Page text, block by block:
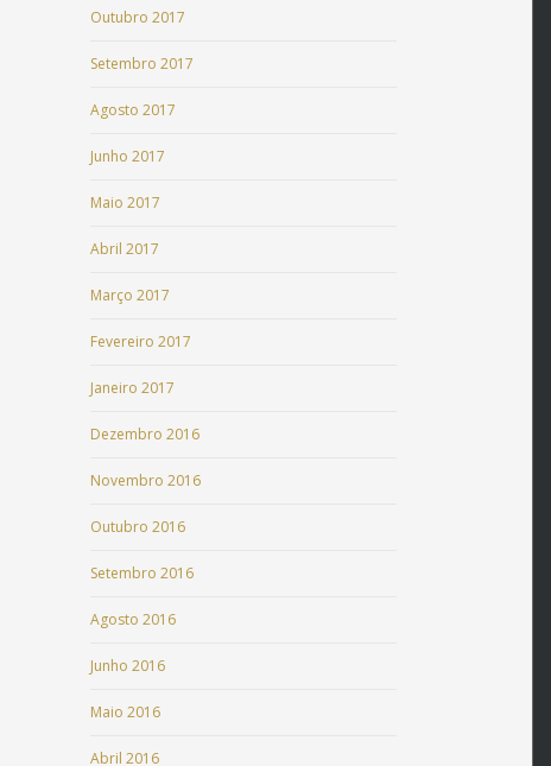
Outubro 2017
Setembro 2017
Agosto 2017
Junho 2017
Maio 2017
Abril 2017
Março 2017
Fevereiro 2017
Janeiro 2017
Dezembro 2016
Novembro 2016
Outubro 2016
Setembro 2016
Agosto 2016
Junho 2016
Maio 2016
Abril 2016